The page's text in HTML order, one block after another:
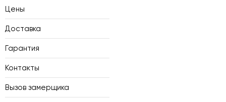
Цены
Доставка
Гарантия
Контакты
Вызов замерщика